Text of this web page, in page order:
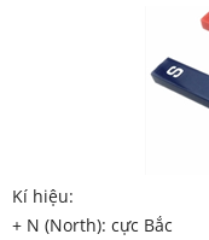
Kí hiệu:
+ N (North): cực Bắc